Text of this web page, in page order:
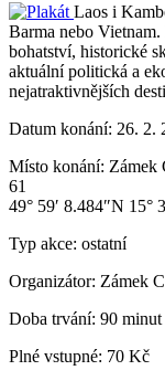
Laos i
Barma nebo
bohatství, historické
aktuální politická a
nejatraktivnějších
Datum konání: 26. 2.
Místo konání: Zámek
61
49° 59′ 8.484″N 15°
Typ akce: ostatní
Organizátor: Zámek
Doba trvání: 90 minut
Plné vstupné: 70 Kč